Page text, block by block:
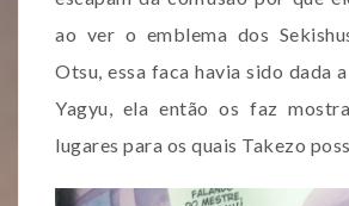
ao ver o emblema dos
Otsu, essa faca havia sido dada
Yagyu, ela então os faz
lugares para os quais Takezo